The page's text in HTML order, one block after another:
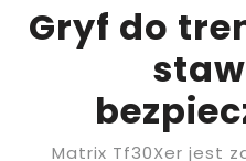
Gryf do
Matrix Tf30Xer jest